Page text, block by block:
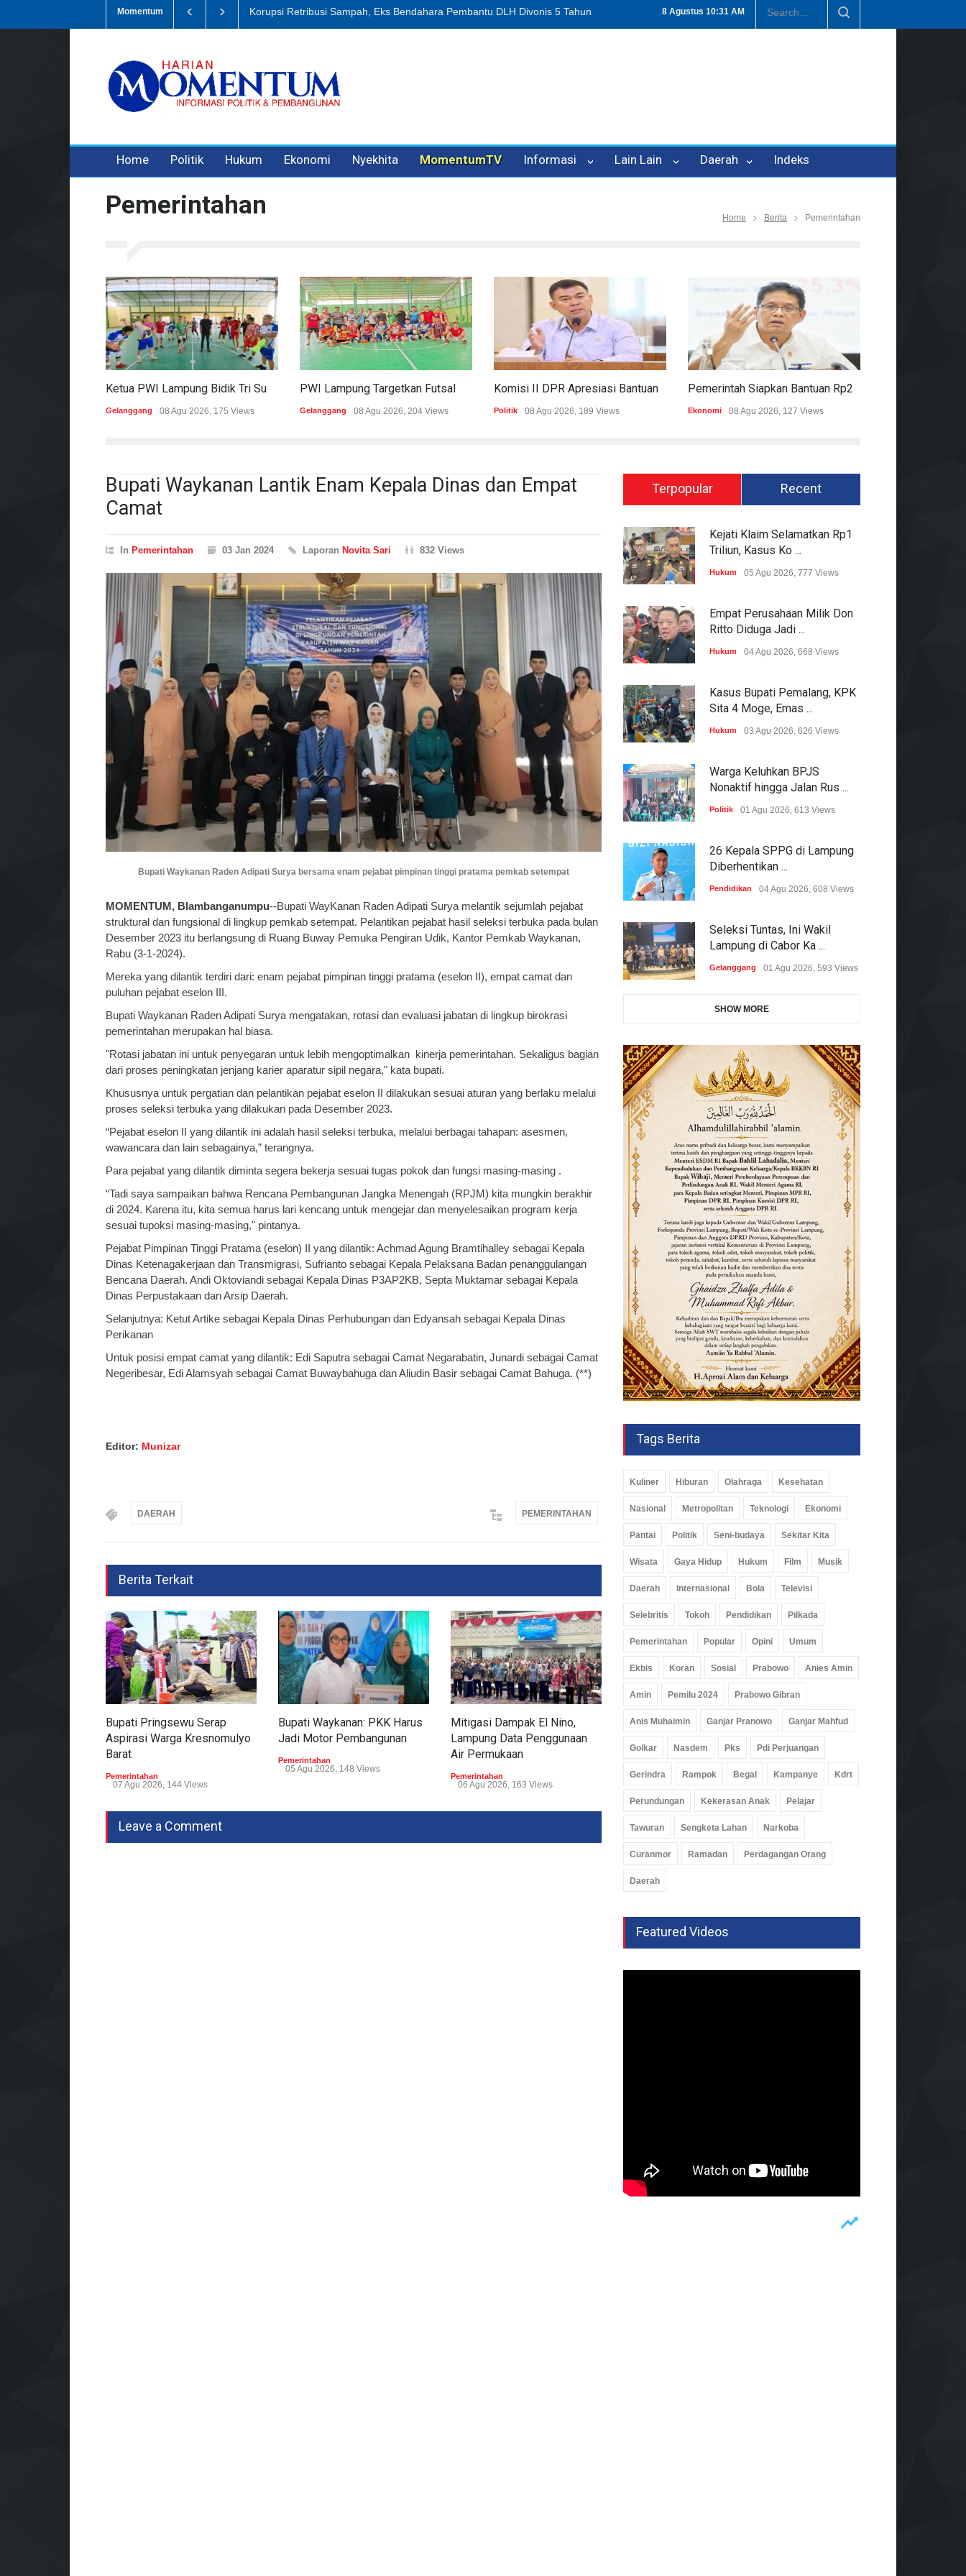
8 Agustus 10:31 AM
Momentum
Eks Bendahara Pembantu DLH Divonis 5 Tahun Dugaan Penipuan Oleh Oknum Kadis, Kuasa Hukum Pelapor Desak Polisi Tetapkan P-21 Tembus Rp1,6 Triliun, Nilai Investasi di Lamteng Tertinggi di
Home Politik Hukum Ekonomi Nyekhita MomentumTV Informasi Lain Lain Daerah Indeks
Pemerintahan Home Berita Pemerintahan
Gelanggang 08 Agu 2026, 175 Views Gelanggang 08 Agu 2026, 204 Views Politik 08 Agu 2026, 189 Views Ekonomi 08 Agu 2026, 127 Views
Bupati Waykanan Lantik Enam Kepala Dinas dan Empat
Camat
In Pemerintahan 03 Jan 2024 Laporan Novita Sari 832 Views
Bupati Waykanan Raden Adipati Surya bersama enam pejabat pimpinan tinggi pratama pemkab setempat
MOMENTUM, Blambanganumpu--Bupati WayKanan Raden Adipati Surya melantik sejumlah pejabat
struktural dan fungsional di lingkup pemkab setempat. Pelantikan pejabat hasil seleksi terbuka pada bulan
Desember 2023 itu berlangsung di Ruang Buway Pemuka Pengiran Udik, Kantor Pemkab Waykanan,
Rabu (3-1-2024).
Mereka yang dilantik terdiri dari: enam pejabat pimpinan tinggi pratama (eselon II), empat camat dan
puluhan pejabat eselon III.
Bupati Waykanan Raden Adipati Surya mengatakan, rotasi dan evaluasi jabatan di lingkup birokrasi
pemerintahan merupakan hal biasa.
"Rotasi jabatan ini untuk penyegaran untuk lebih mengoptimalkan kinerja pemerintahan. Sekaligus bagian
dari proses peningkatan jenjang karier aparatur sipil negara," kata bupati.
Khususnya untuk pergatian dan pelantikan pejabat eselon II dilakukan sesuai aturan yang berlaku melalui
proses seleksi terbuka yang dilakukan pada Desember 2023.
“Pejabat eselon II yang dilantik ini adalah hasil seleksi terbuka, melalui berbagai tahapan: asesmen,
wawancara dan lain sebagainya,” terangnya.
Para pejabat yang dilantik diminta segera bekerja sesuai tugas pokok dan fungsi masing-masing .
“Tadi saya sampaikan bahwa Rencana Pembangunan Jangka Menengah (RPJM) kita mungkin berakhir
di 2024. Karena itu, kita semua harus lari kencang untuk mengejar dan menyelesaikan program kerja
sesuai tupoksi masing-masing," pintanya.
Pejabat Pimpinan Tinggi Pratama (eselon) II yang dilantik: Achmad Agung Bramtihalley sebagai Kepala
Dinas Ketenagakerjaan dan Transmigrasi, Sufrianto sebagai Kepala Pelaksana Badan penanggulangan
Bencana Daerah. Andi Oktoviandi sebagai Kepala Dinas P3AP2KB, Septa Muktamar sebagai Kepala
Dinas Perpustakaan dan Arsip Daerah.
Selanjutnya: Ketut Artike sebagai Kepala Dinas Perhubungan dan Edyansah sebagai Kepala Dinas
Perikanan
Untuk posisi empat camat yang dilantik: Edi Saputra sebagai Camat Negarabatin, Junardi sebagai Camat
Negeribesar, Edi Alamsyah sebagai Camat Buwaybahuga dan Aliudin Basir sebagai Camat Bahuga. (**)
Editor: Munizar
DAERAH PEMERINTAHAN
Berita Terkait
Bupati Pringsewu Serap
Aspirasi Warga Kresnomulyo
Barat
Pemerintahan
07 Agu 2026, 144 Views
Bupati Waykanan: PKK Harus
Jadi Motor Pembangunan
Pemerintahan
05 Agu 2026, 148 Views
Mitigasi Dampak El Nino,
Lampung Data Penggunaan
Air Permukaan
Pemerintahan
06 Agu 2026, 163 Views
Tumbuhkan Budaya Baca,
Perpustakaan Keliling
Pemerintahan
Leave a Comment
Terpopular Recent
Kejati Klaim Selamatkan Rp1
Triliun, Kasus Ko ...
Hukum 05 Agu 2026, 777 Views
Empat Perusahaan Milik Don
Ritto Diduga Jadi ...
Hukum 04 Agu 2026, 668 Views
Kasus Bupati Pemalang, KPK
Sita 4 Moge, Emas ...
Hukum 03 Agu 2026, 626 Views
Warga Keluhkan BPJS
Nonaktif hingga Jalan Rus ...
Politik 01 Agu 2026, 613 Views
26 Kepala SPPG di Lampung
Diberhentikan ...
Pendidikan 04 Agu 2026, 608 Views
Seleksi Tuntas, Ini Wakil
Lampung di Cabor Ka ...
Gelanggang 01 Agu 2026, 593 Views
SHOW MORE
Tags Berita
Kuliner Hiburan Olahraga Kesehatan
Nasional Metropolitan Teknologi Ekonomi
Pantai Politik Seni-budaya Sekitar Kita
Wisata Gaya Hidup Hukum Film Musik
Daerah Internasional Bola Televisi
Selebritis Tokoh Pendidikan Pilkada
Pemerintahan Popular Opini Umum
Ekbis Koran Sosial Prabowo Anies Amin
Amin Pemilu 2024 Prabowo Gibran
Anis Muhaimin Ganjar Pranowo Ganjar Mahfud
Golkar Nasdem Pks Pdi Perjuangan
Gerindra Rampok Begal Kampanye Kdrt
Perundungan Kekerasan Anak Pelajar
Tawuran Sengketa Lahan Narkoba
Curanmor Ramadan Perdagangan Orang
Daerah
Featured Videos